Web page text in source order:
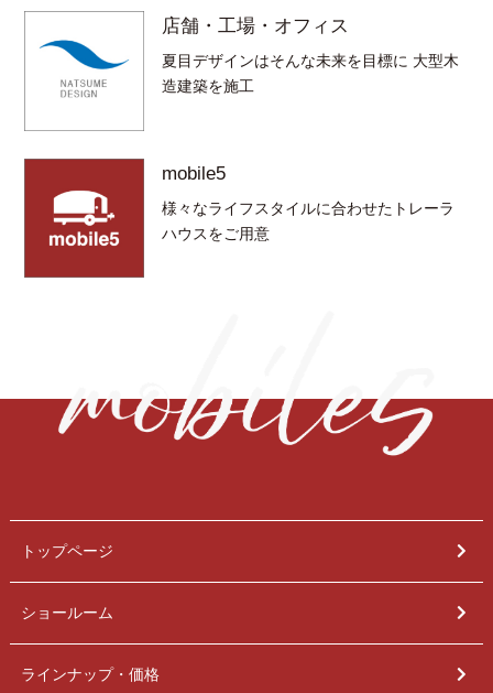
店舗・工場・オフィス
夏目デザインはそんな未来を目標に 大型木
造建築を施工
mobile5
様々なライフスタイルに合わせたトレーラ
ハウスをご用意
トップページ
ショールーム
ラインナップ・価格